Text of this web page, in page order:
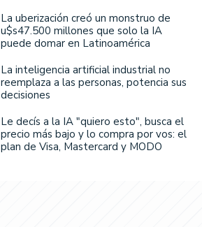
La uberización creó un monstruo de
u$s47.500 millones que solo la IA
puede domar en Latinoamérica
La inteligencia artificial industrial no
reemplaza a las personas, potencia sus
decisiones
Le decís a la IA "quiero esto", busca el
precio más bajo y lo compra por vos: el
plan de Visa, Mastercard y MODO